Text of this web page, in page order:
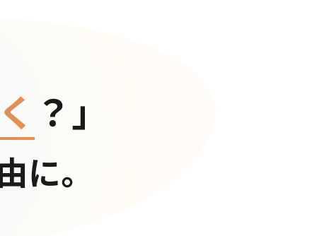
？」
に。